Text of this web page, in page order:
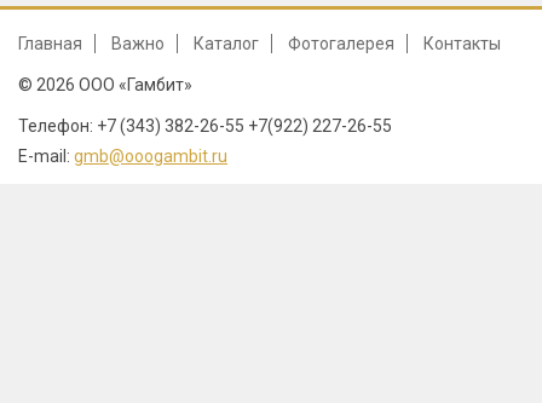
Главная Важно Каталог Фотогалерея Контакты
© 2026 ООО «Гамбит»
Телефон: +7 (343) 382-26-55 +7(922) 227-26-55
E-mail: gmb@ooogambit.ru